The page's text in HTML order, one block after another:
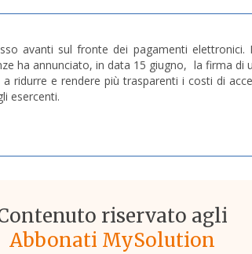
avanti sul fronte dei pagamenti elettronici.
ha annunciato, in data 15 giugno, la firma di
a ridurre e rendere più trasparenti i costi di
esercenti.
riservato agli
Abbonati MySolution